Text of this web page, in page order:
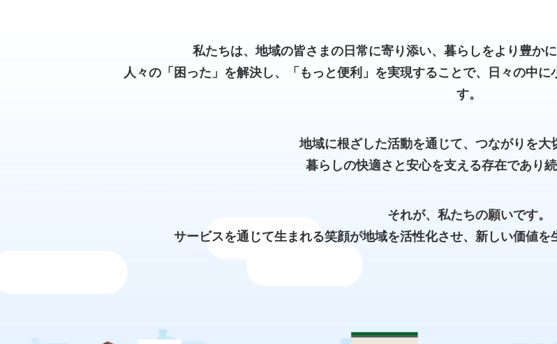
私たちは、地域の皆さまの日常に寄り添い、暮らしをより豊か
人々の「困った」を解決し、「もっと便利」を実現することで、日々の中
す。
地域に根ざした活動を通じて、つながりを大
暮らしの快適さと安心を支える存在であり
それが、私たちの願いです。
サービスを通じて生まれる笑顔が地域を活性化させ、新しい価値を